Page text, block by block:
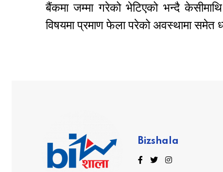
बैंकमा जम्मा गरेको भेटिएको भन्दै
विषयमा प्रमाण फेला परेको अवस्थामा समेत
Bizshala